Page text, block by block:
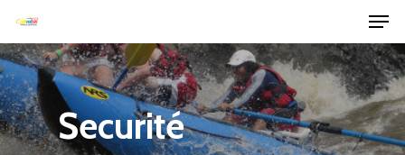
Hit enter to search or ESC to close
Securité